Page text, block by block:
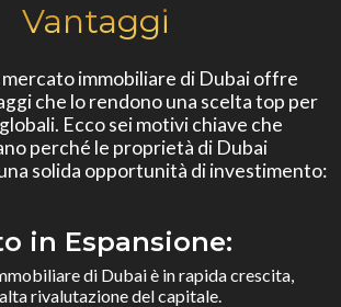
Vantaggi
immobiliare di Dubai offre
che lo rendono una scelta top per
Ecco sei motivi chiave che
perché le proprietà di Dubai
solida opportunità di investimento:
in Espansione:
di Dubai è in rapida crescita,
rivalutazione del capitale.